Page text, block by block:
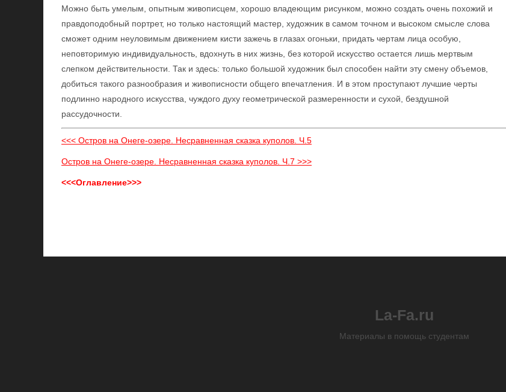
Можно быть умелым, опытным живописцем, хорошо владеющим рисунком, можно создать очень похожий и
правдоподобный портрет, но только настоящий мастер, художник в самом точном и высоком смысле слова
сможет одним неуловимым движением кисти зажечь в глазах огоньки, придать чертам лица особую,
неповторимую индивидуальность, вдохнуть в них жизнь, без которой искусство остается лишь мертвым
слепком действительности. Так и здесь: только большой художник был способен найти эту смену объемов,
добиться такого разнообразия и живописности общего впечатления. И в этом проступают лучшие черты
подлинно народного искусства, чуждого духу геометрической размеренности и сухой, бездушной
рассудочности.
<<< Остров на Онеге-озере. Несравненная сказка куполов. Ч.5
Остров на Онеге-озере. Несравненная сказка куполов. Ч.7 >>>
<<<Оглавление>>>
La-Fa.ru
Материалы в помощь студентам